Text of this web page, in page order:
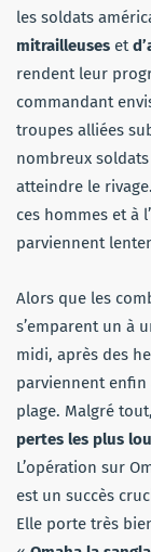
les soldats
mitrailleuses et
rendent leur
commandant
troupes alliées
nombreux
atteindre le
ces hommes et à
parviennent
Alors que les
s’emparent un à
midi, après des
parviennent enfin
plage. Malgré
pertes les plus
L’opération sur
est un succès
Elle porte très